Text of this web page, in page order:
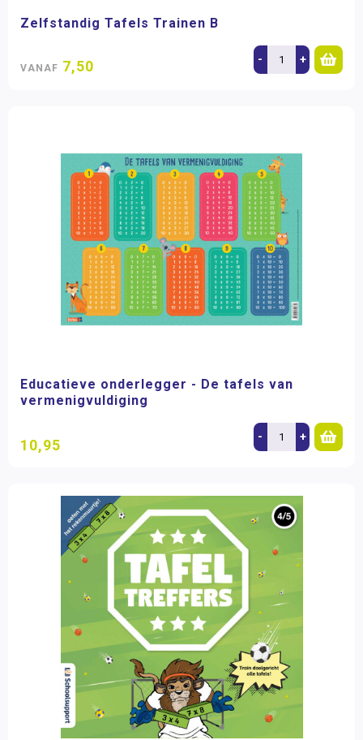
Zelfstandig Tafels Trainen B
VANAF 7,50 - +
Educatieve onderlegger - De tafels van
vermenigvuldiging
10,95 - +